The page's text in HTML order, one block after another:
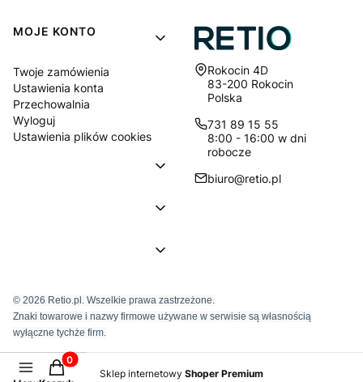
MOJE KONTO
Twoje zamówienia
Ustawienia konta
Przechowalnia
Wyloguj
Ustawienia plików cookies
Adres:
Rokocin 4D
83-200 Rokocin
Polska
731 89 15 55
8:00 - 16:00 w dni
robocze
biuro@retio.pl
© 2026 Retio.pl. Wszelkie prawa zastrzeżone.
Znaki towarowe i nazwy firmowe używane w serwisie są własnością
wyłączne tychże firm.
Sklep internetowy Shoper Premium
Produkty w koszyku: 0. Zobacz szczegóły